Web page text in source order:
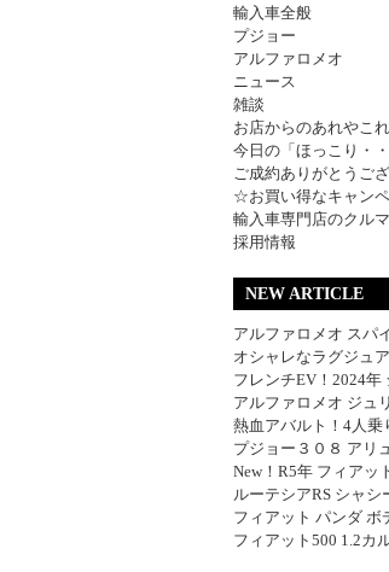
輸入車全般
プジョー
アルファロメオ
ニュース
雑談
お店からのあれやこ
今日の「ほっこり・・
ご成約ありがとうござ
☆お買い得なキャン
輸入車専門店のクル
採用情報
NEW ARTICLE
アルファロメオ スパ
オシャレなラグジュ
フレンチEV！2024年
アルファロメオ ジュ
熱血アバルト！4人乗
プジョー３０８ アリ
New！R5年 フィアッ
ルーテシアRS シャ
フィアット パンダ
フィアット500 1.2カ